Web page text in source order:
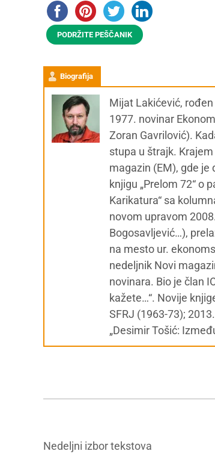
PODRŽITE PEŠČANIK
Biografija
Mijat Lakićević,
1977. novinar
Zoran Gavrilović).
stupa u štrajk.
magazin (EM), gde je
knjigu „Prelom 72“ o
Karikatura“ sa
novom upravom
Bogosavljević…),
na mesto ur.
nedeljnik Novi
novinara. Bio je član
kažete…“. Novije
SFRJ (1963-73);
„Desimir Tošić:
Nedeljni izbor tekstova